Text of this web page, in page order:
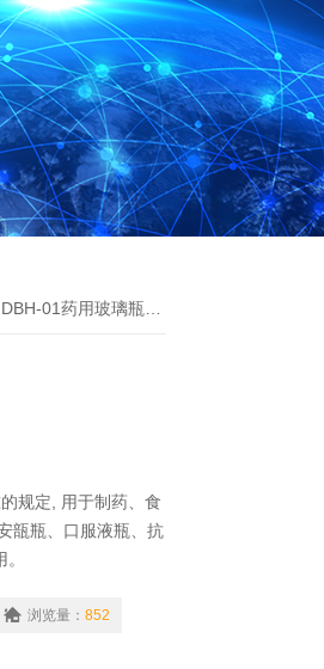
01药用玻璃瓶底壁厚测量仪
规定, 用于制药、食
瓿瓶、口服液瓶、抗
浏览量： 852